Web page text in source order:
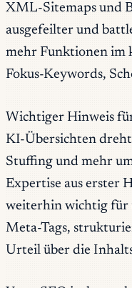
XML-Sitemaps und
ausgefeilter und
mehr Funktionen im
Fokus-Keywords,
Wichtiger Hinweis
KI-Übersichten
Stuffing und mehr
Expertise aus erster
weiterhin wichtig für
Meta-Tags,
Urteil über die